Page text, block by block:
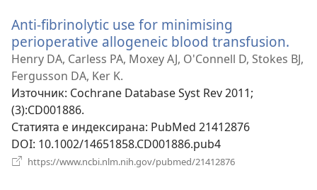
Anti-fibrinolytic use for minimising
perioperative allogeneic blood transfusion.
нов
Henry DA, Carless PA, Moxey AJ, O'Connell D, Stokes BJ,
Fergusson DA, Ker K.
Източник‎: Cochrane Database Syst Rev 2011;
(3):CD001886.
Статията е индексирана‎: PubMed 21412876
DOI‎: 10.1002/14651858.CD001886.pub4
https://www.ncbi.nlm.nih.gov/pubmed/21412876